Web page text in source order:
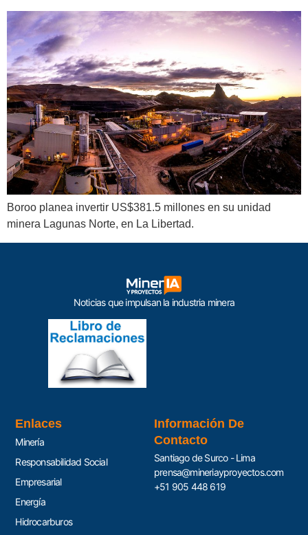
Boroo planea invertir US$381.5 millones en su unidad
minera Lagunas Norte, en La Libertad.
Noticias que impulsan la industria minera
Enlaces
Minería
Responsabilidad Social
Empresarial
Energía
Hidrocarburos
Información De
Contacto
Santiago de Surco - Lima
prensa@mineriayproyectos.com
+51 905 448 619